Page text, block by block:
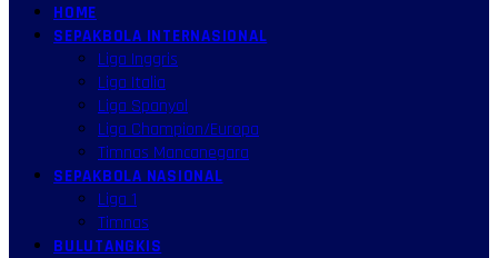
HOME
SEPAKBOLA INTERNASIONAL
Liga Inggris
Liga Italia
Liga Spanyol
Liga Champion/Europa
Timnas Mancanegara
SEPAKBOLA NASIONAL
Liga 1
Timnas
BULUTANGKIS